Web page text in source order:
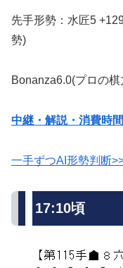
先手形勢：水匠5
勢)
Bonanza6.0(プロの
中継・解説・消費時
一手ずつAI形勢判断
17:10頃